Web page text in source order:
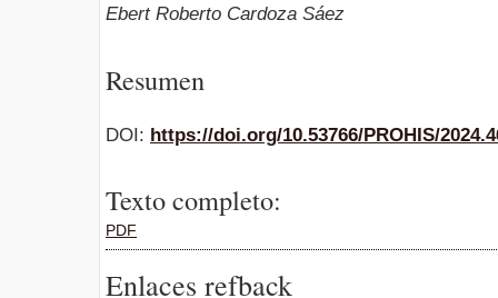
Ebert Roberto Cardoza Sáez
Resumen
DOI: https://doi.org/10.53766/PROHIS/
Texto completo:
PDF
Enlaces refback